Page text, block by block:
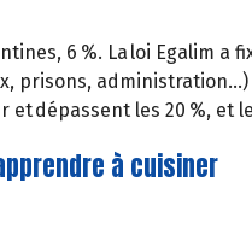
6 %. La loi Egalim
administration…)
dépassent les 20 %, et
à cuisiner